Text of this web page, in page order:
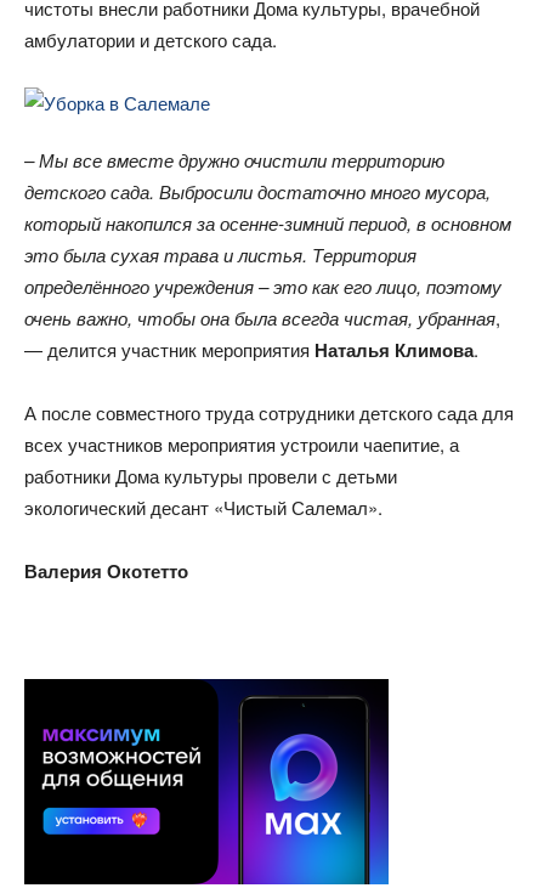
чистоты внесли работники Дома культуры, врачебной
амбулатории и детского сада.
– Мы все вместе дружно очистили территорию
детского сада. Выбросили достаточно много мусора,
который накопился за осенне-зимний период, в основном
это была сухая трава и листья. Территория
определённого учреждения – это как его лицо, поэтому
очень важно, чтобы она была всегда чистая, убранная,
— делится участник мероприятия Наталья Климова.
А после совместного труда сотрудники детского сада для
всех участников мероприятия устроили чаепитие, а
работники Дома культуры провели с детьми
экологический десант «Чистый Салемал».
Валерия Окотетто